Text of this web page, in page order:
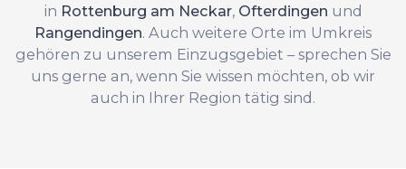
in Rottenburg am Neckar, Ofterdingen und
Rangendingen. Auch weitere Orte im Umkreis
gehören zu unserem Einzugsgebiet – sprechen Sie
uns gerne an, wenn Sie wissen möchten, ob wir
auch in Ihrer Region tätig sind.